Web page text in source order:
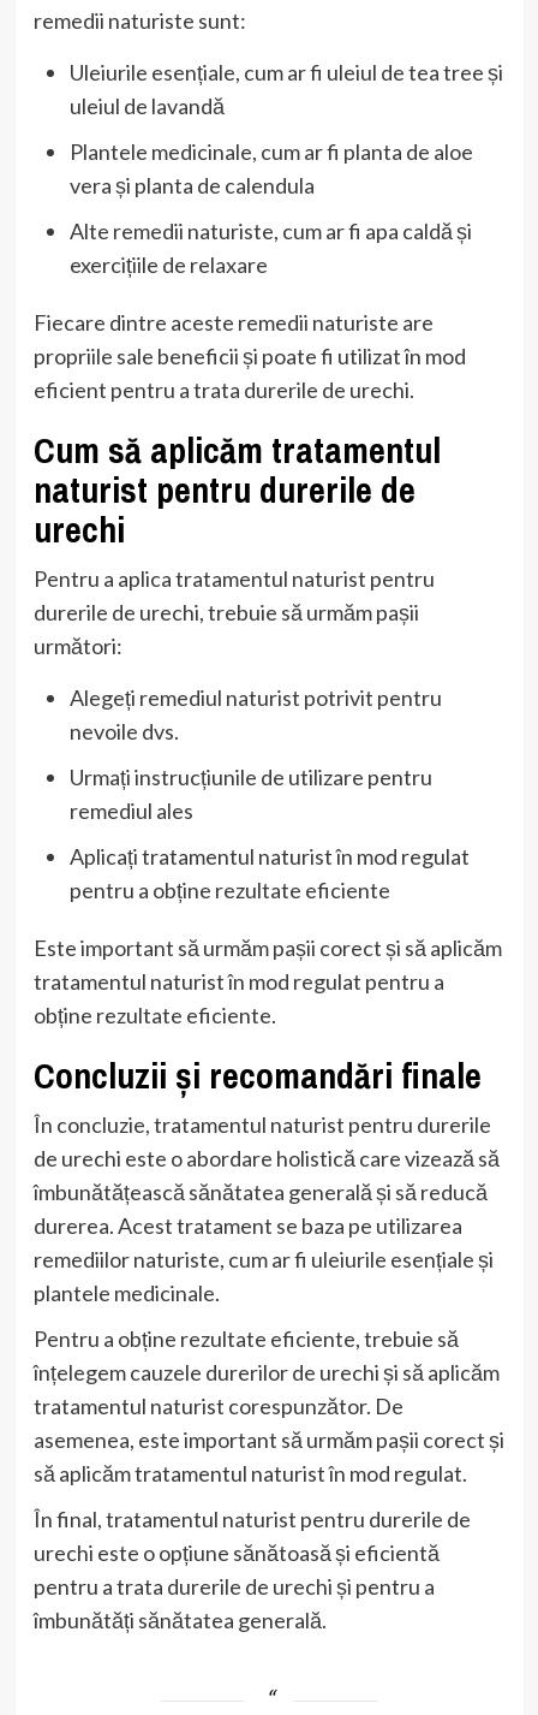
remedii naturiste sunt:
Uleiurile esențiale, cum ar fi uleiul de tea tree și
uleiul de lavandă
Plantele medicinale, cum ar fi planta de aloe
vera și planta de calendula
Alte remedii naturiste, cum ar fi apa caldă și
exercițiile de relaxare
Fiecare dintre aceste remedii naturiste are
propriile sale beneficii și poate fi utilizat în mod
eficient pentru a trata durerile de urechi.
Cum să aplicăm tratamentul
naturist pentru durerile de
urechi
Pentru a aplica tratamentul naturist pentru
durerile de urechi, trebuie să urmăm pașii
următori:
Alegeți remediul naturist potrivit pentru
nevoile dvs.
Urmați instrucțiunile de utilizare pentru
remediul ales
Aplicați tratamentul naturist în mod regulat
pentru a obține rezultate eficiente
Este important să urmăm pașii corect și să aplicăm
tratamentul naturist în mod regulat pentru a
obține rezultate eficiente.
Concluzii și recomandări finale
În concluzie, tratamentul naturist pentru durerile
de urechi este o abordare holistică care vizează să
îmbunătățească sănătatea generală și să reducă
durerea. Acest tratament se baza pe utilizarea
remediilor naturiste, cum ar fi uleiurile esențiale și
plantele medicinale.
Pentru a obține rezultate eficiente, trebuie să
înțelegem cauzele durerilor de urechi și să aplicăm
tratamentul naturist corespunzător. De
asemenea, este important să urmăm pașii corect și
să aplicăm tratamentul naturist în mod regulat.
În final, tratamentul naturist pentru durerile de
urechi este o opțiune sănătoasă și eficientă
pentru a trata durerile de urechi și pentru a
îmbunătăți sănătatea generală.